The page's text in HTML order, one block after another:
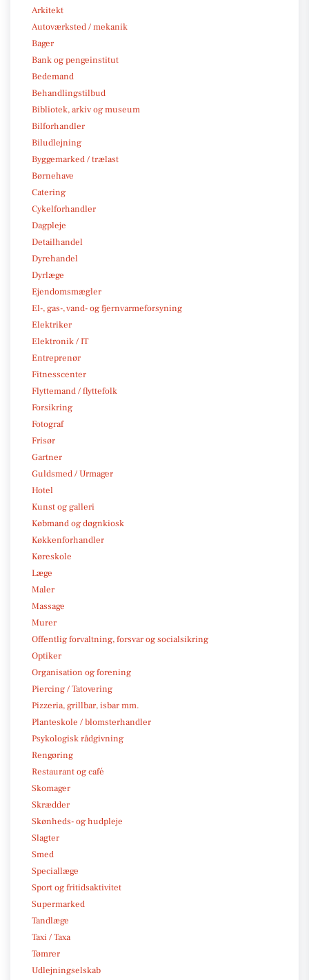
Arkitekt
Autoværksted / mekanik
Bager
Bank og pengeinstitut
Bedemand
Behandlingstilbud
Bibliotek, arkiv og museum
Bilforhandler
Biludlejning
Byggemarked / trælast
Børnehave
Catering
Cykelforhandler
Dagpleje
Detailhandel
Dyrehandel
Dyrlæge
Ejendomsmægler
El-, gas-, vand- og fjernvarmeforsyning
Elektriker
Elektronik / IT
Entreprenør
Fitnesscenter
Flyttemand / flyttefolk
Forsikring
Fotograf
Frisør
Gartner
Guldsmed / Urmager
Hotel
Kunst og galleri
Købmand og døgnkiosk
Køkkenforhandler
Køreskole
Læge
Maler
Massage
Murer
Offentlig forvaltning, forsvar og socialsikring
Optiker
Organisation og forening
Piercing / Tatovering
Pizzeria, grillbar, isbar mm.
Planteskole / blomsterhandler
Psykologisk rådgivning
Rengøring
Restaurant og café
Skomager
Skrædder
Skønheds- og hudpleje
Slagter
Smed
Speciallæge
Sport og fritidsaktivitet
Supermarked
Tandlæge
Taxi / Taxa
Tømrer
Udlejningselskab